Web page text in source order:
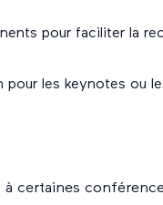
pour faciliter la
les keynotes ou
certaines